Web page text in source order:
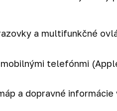
a multifunkčné
telefónmi
a dopravné informácie